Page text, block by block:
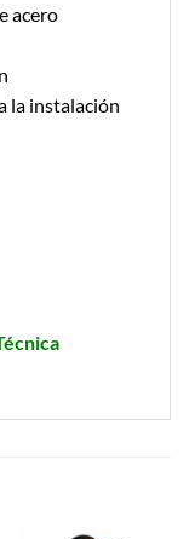
acero
la instalación